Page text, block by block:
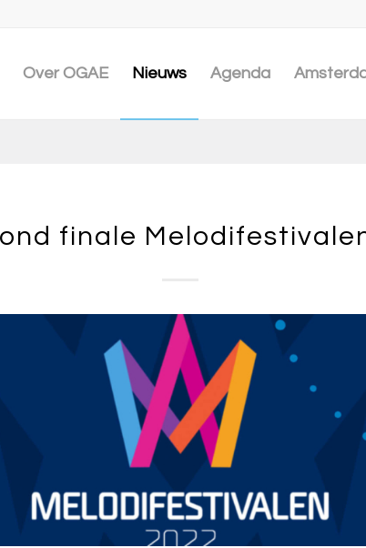
Over OGAE Nieuws Agenda
finale